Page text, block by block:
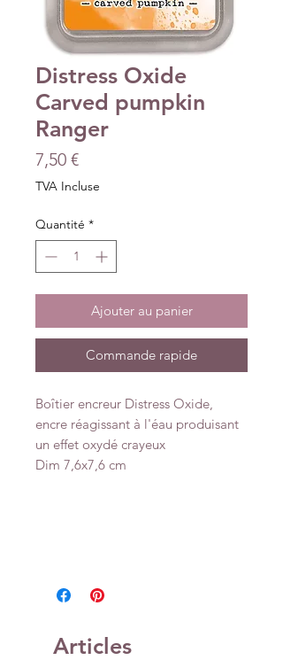
Distress Oxide
Carved pumpkin
Ranger
7,50 €Prix
TVA Incluse
Quantité *
Ajouter au panier
Commande rapide
Boîtier encreur Distress Oxide,
encre réagissant à l'éau produisant
un effet oxydé crayeux
Dim 7,6x7,6 cm
Articles